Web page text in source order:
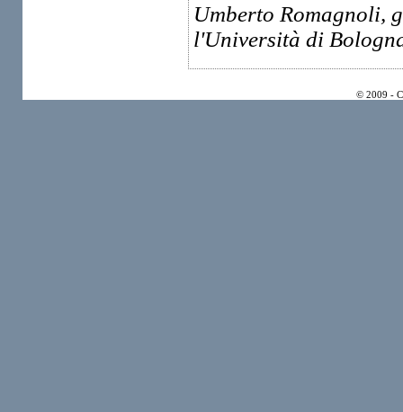
Umberto Romagnoli,
l'Università di
© 2009 -